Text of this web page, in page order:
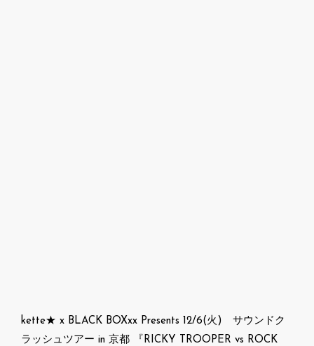
kette★ x BLACK BOXxx Presents 12/6(火) サウンドク
ラッシュツアー in 京都 『RICKY TROOPER vs ROCK